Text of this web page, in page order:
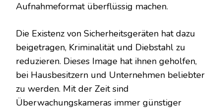
Aufnahmeformat überflüssig machen.
Die Existenz von Sicherheitsgeräten hat dazu
beigetragen, Kriminalität und Diebstahl zu
reduzieren. Dieses Image hat ihnen geholfen,
bei Hausbesitzern und Unternehmen beliebter
zu werden. Mit der Zeit sind
Überwachungskameras immer günstiger